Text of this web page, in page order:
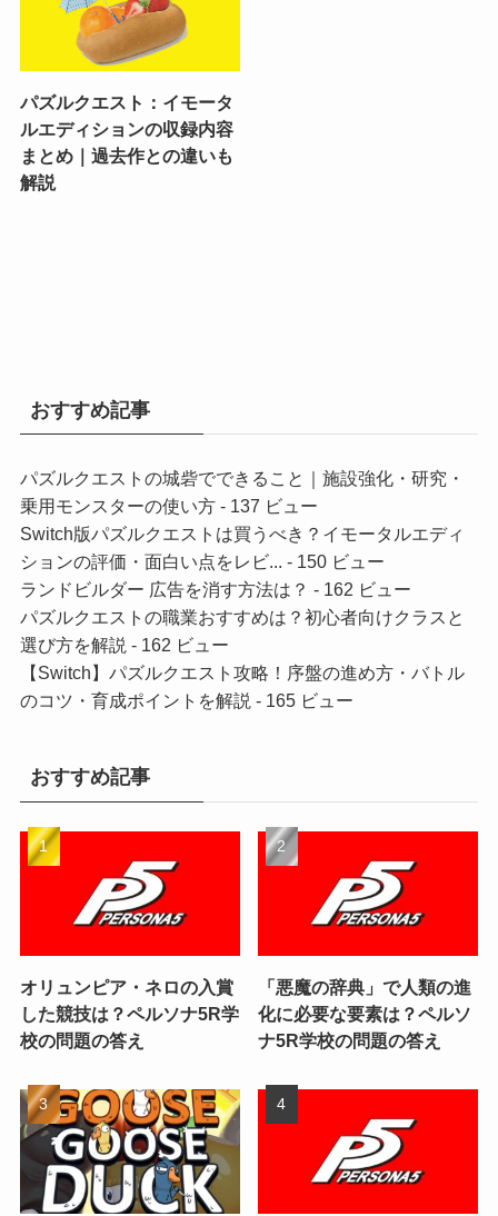
パズルクエスト：イモータ
ルエディションの収録内容
まとめ｜過去作との違いも
解説
おすすめ記事
パズルクエストの城砦でできること｜施設強化・研究・
乗用モンスターの使い方- 137 ビュー
Switch版パズルクエストは買うべき？イモータルエディ
ションの評価・面白い点をレビ... - 150 ビュー
ランドビルダー 広告を消す方法は？ - 162 ビュー
パズルクエストの職業おすすめは？初心者向けクラスと
選び方を解説 - 162 ビュー
【Switch】パズルクエスト攻略！序盤の進め方・バトル
のコツ・育成ポイントを解説 - 165 ビュー
おすすめ記事
オリュンピア・ネロの入賞
した競技は？ペルソナ5R学
校の問題の答え
「悪魔の辞典」で人類の進
化に必要な要素は？ペルソ
ナ5R学校の問題の答え